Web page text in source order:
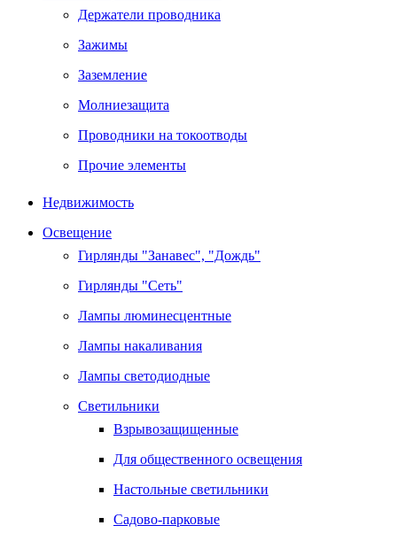
Держатели проводника
Зажимы
Заземление
Молниезащита
Проводники на токоотводы
Прочие элементы
Недвижимость
Освещение
Гирлянды "Занавес", "Дождь"
Гирлянды "Сеть"
Лампы люминесцентные
Лампы накаливания
Лампы светодиодные
Светильники
Взрывозащищенные
Для общественного освещения
Настольные светильники
Садово-парковые